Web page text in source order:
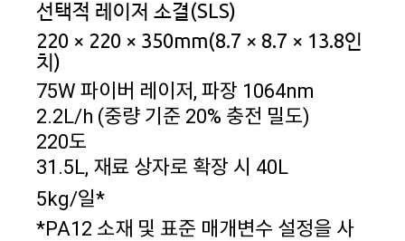
선택적 레이저 소결(SLS)
220 × 220 × 350mm(8.7 × 8.7 × 13.8인
치)
75W 파이버 레이저, 파장 1064nm
2.2L/h (중량 기준 20% 충전 밀도)
220도
31.5L, 재료 상자로 확장 시 40L
5kg/일*
*PA12 소재 및 표준 매개변수 설정을 사